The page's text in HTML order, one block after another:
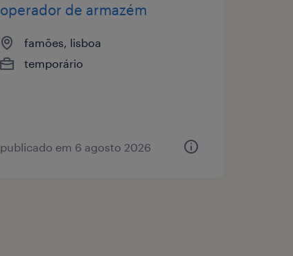
operador de armazém
famões, lisboa
temporário
publicado em 6 agosto 2026